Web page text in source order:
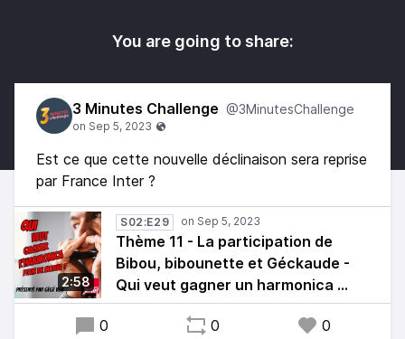
You are going to share:
3 Minutes Challenge @3MinutesChallenge
Est ce que cette nouvelle déclinaison sera reprise
par France Inter ?
2:58
S02:E29
Thème 11 - La participation de
Bibou, bibounette et Géckaude -
Qui veut gagner un harmonica ...
0 0 0